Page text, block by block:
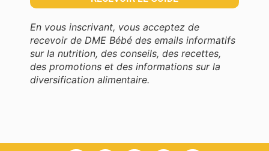
En vous inscrivant, vous acceptez de
recevoir de DME Bébé des emails informatifs
sur la nutrition, des conseils, des recettes,
des promotions et des informations sur la
diversification alimentaire.